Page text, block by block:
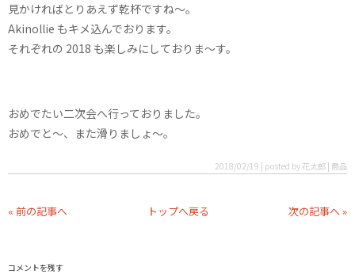
見かければとりあえず乾杯ですね〜。
Akinollie もキメ込んでおります。
それぞれの 2018 も楽しみにしておりま〜す。
おめでたい二次会へ行っておりました。
おめでと〜、また滑りましょ〜。
2018/02/19 | posted by 花太郎 | 商品
« 前の記事へ トップへ戻る 次の記事へ »
コメントを残す